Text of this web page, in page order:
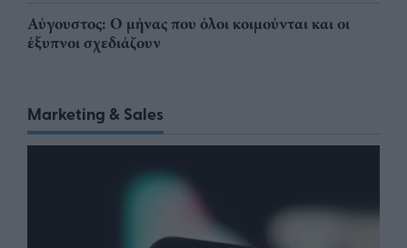
Αύγουστος: Ο μήνας που όλοι κοιμούνται και οι
έξυπνοι σχεδιάζουν
Marketing & Sales